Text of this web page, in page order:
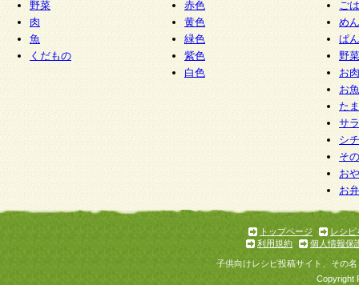
野菜
肉
魚
くだもの
赤色
黄色
緑色
紫色
白色
ご
めん
ぱん
野
お
お
た
サ
シ
そ
お
お
トップページ
レシピ
利用規約
個人情報保
子供向けレシピ投稿サイト、その
Copyright